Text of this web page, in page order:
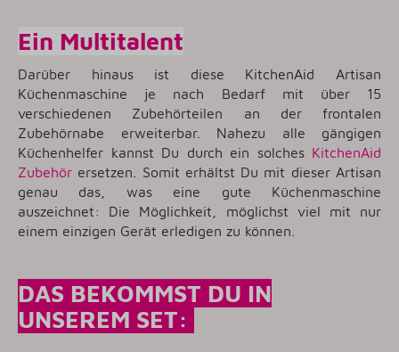
Ein Multitalent
Darüber hinaus ist diese KitchenAid Artisan
Küchenmaschine je nach Bedarf mit über 15
verschiedenen Zubehörteilen an der frontalen
Zubehörnabe erweiterbar. Nahezu alle gängigen
Küchenhelfer kannst Du durch ein solches KitchenAid
Zubehör ersetzen. Somit erhältst Du mit dieser Artisan
genau das, was eine gute Küchenmaschine
auszeichnet: Die Möglichkeit, möglichst viel mit nur
einem einzigen Gerät erledigen zu können.
DAS BEKOMMST DU IN
UNSEREM SET: